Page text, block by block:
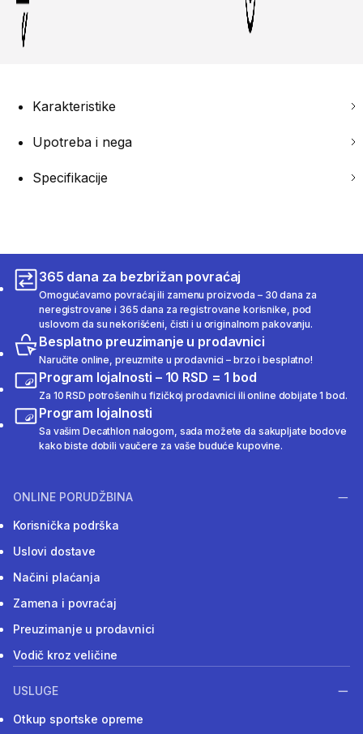
Karakteristike
Upotreba i nega
Specifikacije
365 dana za bezbrižan povraćaj
Omogućavamo povraćaj ili zamenu proizvoda – 30 dana za
neregistrovane i 365 dana za registrovane korisnike, pod
uslovom da su nekorišćeni, čisti i u originalnom pakovanju.
Besplatno preuzimanje u prodavnici
Naručite online, preuzmite u prodavnici – brzo i besplatno!
Program lojalnosti – 10 RSD = 1 bod
Za 10 RSD potrošenih u fizičkoj prodavnici ili online dobijate 1 bod.
Program lojalnosti
Sa vašim Decathlon nalogom, sada možete da sakupljate bodove
kako biste dobili vaučere za vaše buduće kupovine.
ONLINE PORUDŽBINA
Korisnička podrška
Uslovi dostave
Načini plaćanja
Zamena i povraćaj
Preuzimanje u prodavnici
Vodič kroz veličine
USLUGE
Otkup sportske opreme